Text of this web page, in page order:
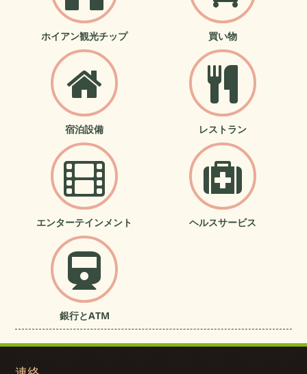
ホイアン観光チップ 買い物
宿泊設備 レストラン
エンターテインメント ヘルスサービス
銀行とATM